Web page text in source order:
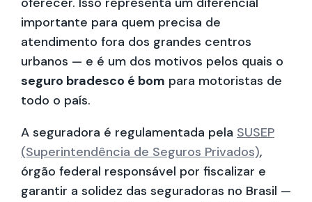
importante para quem precisa de
atendimento fora dos grandes centros
urbanos — e é um dos motivos pelos quais o
seguro bradesco é bom para motoristas de
todo o país.
A seguradora é regulamentada pela SUSEP
(Superintendência de Seguros Privados),
órgão federal responsável por fiscalizar e
garantir a solidez das seguradoras no Brasil —